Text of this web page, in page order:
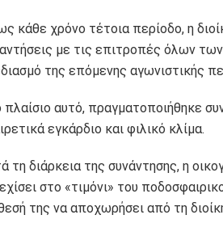
κάθε χρόνο τέτοια περίοδο, η
με τις επιτροπές όλων
της επόμενης αγωνιστικής
πλαίσιο αυτό, πραγματοποιήθηκε
εγκάρδιο και φιλικό κλίμα.
τη διάρκεια της συνάντησης, η
στο «τιμόνι» του
της να αποχωρήσει από τη